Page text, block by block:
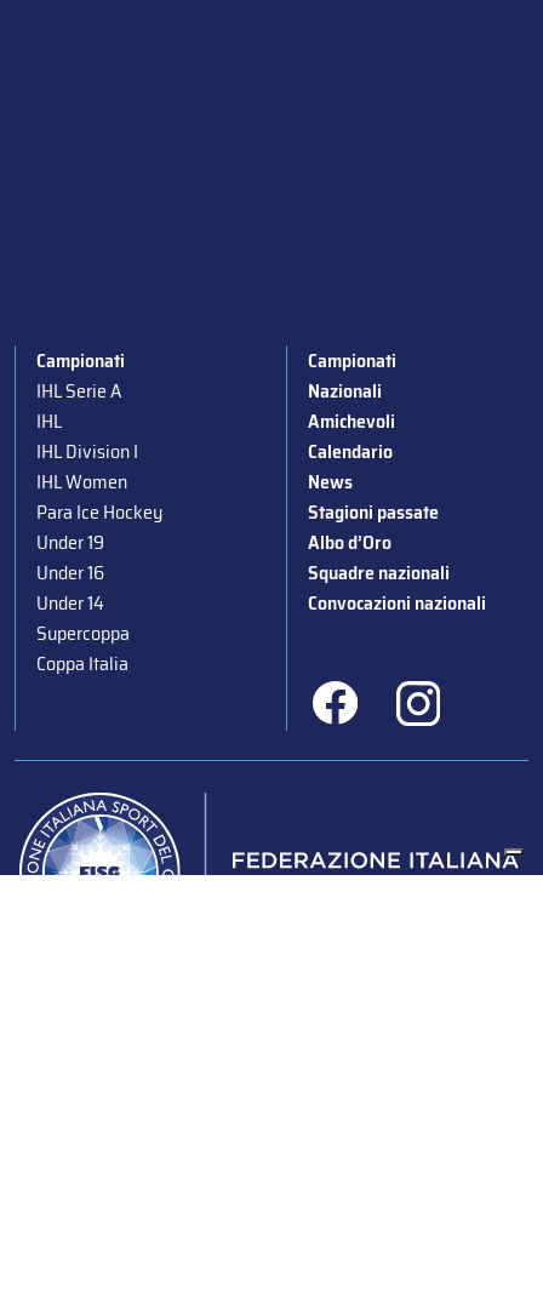
Campionati
IHL Serie A
IHL
IHL Division I
IHL Women
Para Ice Hockey
Under 19
Under 16
Under 14
Supercoppa
Coppa Italia
Campionati
Nazionali
Amichevoli
Calendario
News
Stagioni passate
Albo d’Oro
Squadre nazionali
Convocazioni nazionali